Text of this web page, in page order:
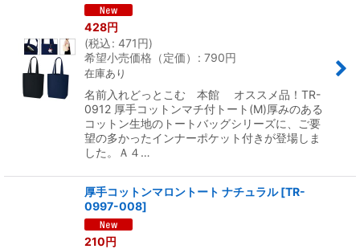
428円
(税込: 471円)
希望小売価格（定価）
: 790円
在庫あり
名前入れどっとこむ 本館 オススメ品！TR-
0912 厚手コットンマチ付トート(M)厚みのある
コットン生地のトートバッグシリーズに、ご要
望の多かったインナーポケット付きが登場しま
した。Ａ４…
厚手コットンマロントート ナチュラル [TR-
0997-008]
210円